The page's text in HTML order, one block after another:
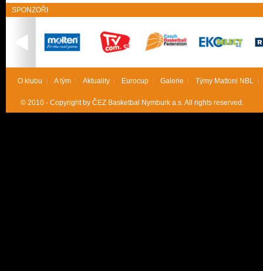
SPONZOŘI
O klubu A tým Aktuality Eurocup Galerie Týmy Mattoni NBL
© 2010 - Copyright by ČEZ Basketbal Nymburk a.s. All rights reserved.